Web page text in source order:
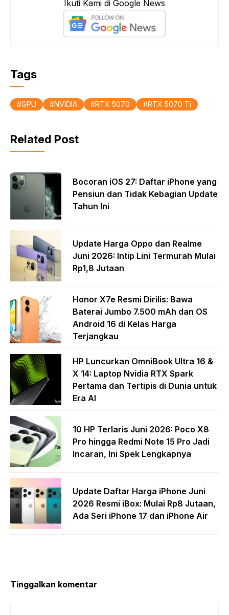
e
Ikuti Kami di Google News
Tags
GPU NVIDIA RTX 5070 RTX 5070 Ti
Related Post
Bocoran iOS 27: Daftar iPhone yang
Pensiun dan Tidak Kebagian Update
Tahun Ini
Update Harga Oppo dan Realme
Juni 2026: Intip Lini Termurah Mulai
Rp1,8 Jutaan
Honor X7e Resmi Dirilis: Bawa
Baterai Jumbo 7.500 mAh dan OS
Android 16 di Kelas Harga
Terjangkau
HP Luncurkan OmniBook Ultra 16 &
X 14: Laptop Nvidia RTX Spark
Pertama dan Tertipis di Dunia untuk
Era AI
10 HP Terlaris Juni 2026: Poco X8
Pro hingga Redmi Note 15 Pro Jadi
Incaran, Ini Spek Lengkapnya
Update Daftar Harga iPhone Juni
2026 Resmi iBox: Mulai Rp8 Jutaan,
Ada Seri iPhone 17 dan iPhone Air
Tinggalkan komentar